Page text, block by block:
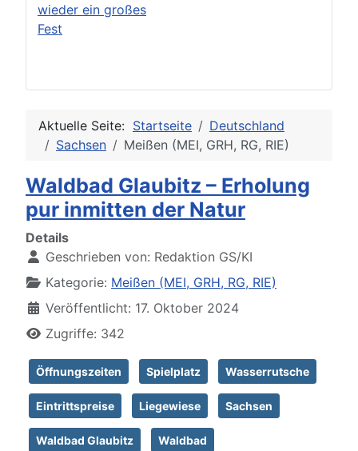
wieder ein großes
Fest
Aktuelle Seite: Startseite
Deutschland
Sachsen
Meißen (MEI, GRH, RG, RIE)
Waldbad Glaubitz – Erholung
pur inmitten der Natur
Details
Geschrieben von: Redaktion GS/KI
Kategorie: Meißen (MEI, GRH, RG, RIE)
Veröffentlicht: 17. Oktober 2024
Zugriffe: 342
Öffnungszeiten Spielplatz Wasserrutsche
Eintrittspreise Liegewiese Sachsen
Waldbad Glaubitz Waldbad